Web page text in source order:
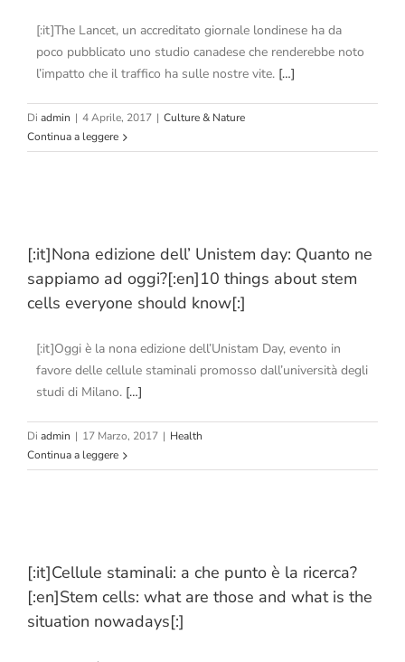
[:it]The Lancet, un accreditato giornale londinese ha da
poco pubblicato uno studio canadese che renderebbe noto
l’impatto che il traffico ha sulle nostre vite. […]
Di admin | 4 Aprile, 2017 | Culture & Nature
Continua a leggere
[:it]Nona edizione dell’ Unistem day: Quanto ne
sappiamo ad oggi?[:en]10 things about stem
cells everyone should know[:]
[:it]Oggi è la nona edizione dell’Unistam Day, evento in
favore delle cellule staminali promosso dall’università degli
studi di Milano. […]
Di admin | 17 Marzo, 2017 | Health
Continua a leggere
[:it]Cellule staminali: a che punto è la ricerca?
[:en]Stem cells: what are those and what is the
situation nowadays[:]